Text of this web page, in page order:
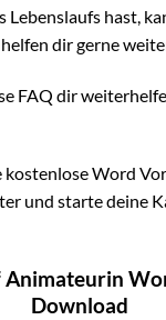
Lebenslaufs hast,
dir gerne
FAQ dir
Word
und starte deine
Animateurin
Download